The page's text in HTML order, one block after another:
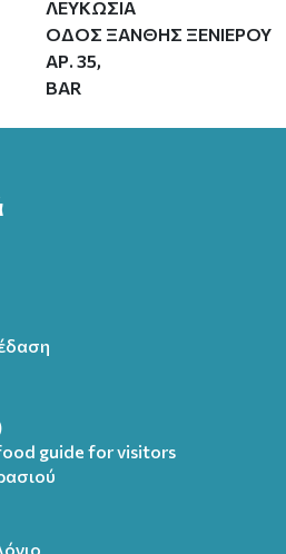
ΛΕΥΚΩΣΙΑ
ΟΔΟΣ ΞΑΝΘΗΣ ΞΕΝΙΕΡΟΥ
ΑΡ. 35,
BAR
guide for visitors